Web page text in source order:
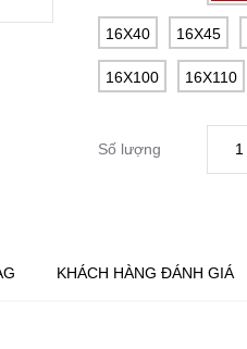
16X40 16X45
16X100 16X110
Số lượng
KHÁCH HÀNG ĐÁNH GIÁ